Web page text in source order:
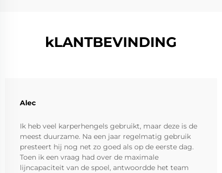
kLANTBEVINDING
Alec
Ik heb veel karperhengels gebruikt, maar deze is de
meest duurzame. Na een jaar regelmatig gebruik
presteert hij nog net zo goed als op de eerste dag.
Toen ik een vraag had over de maximale
lijncapaciteit van de spoel, antwoordde het team